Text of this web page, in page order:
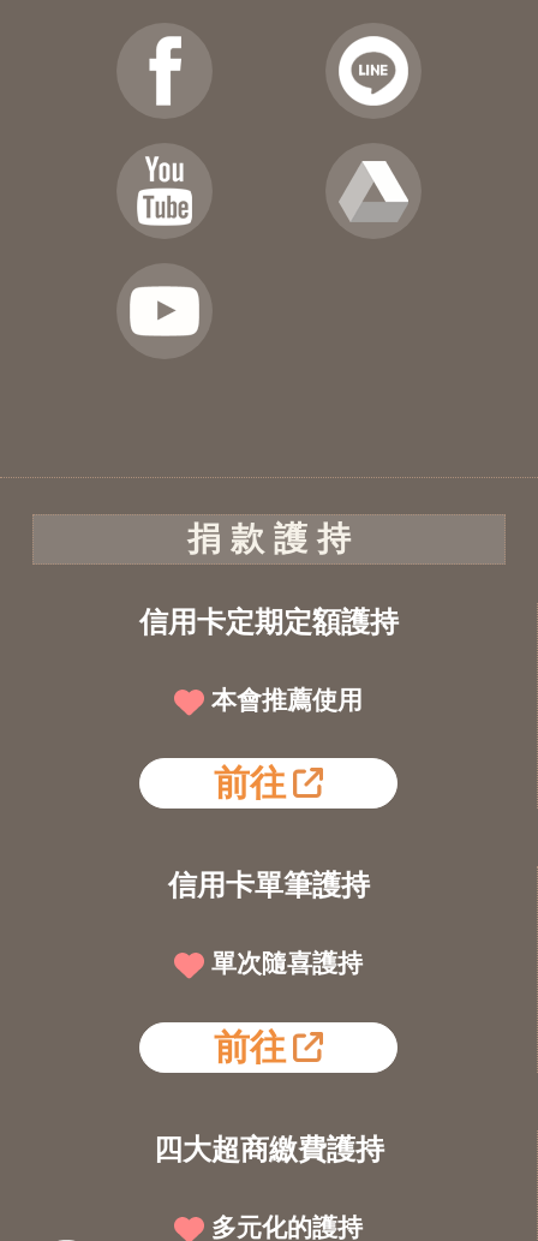
捐 款 護 持
信用卡定期定額護持
本會推薦使用
前往
信用卡單筆護持
單次隨喜護持
前往
四大超商繳費護持
多元化的護持